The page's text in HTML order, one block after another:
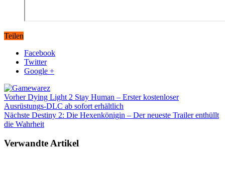
Teilen
Facebook
Twitter
Google +
VorherDying Light 2 Stay Human – Erster kostenloser
Ausrüstungs-DLC ab sofort erhältlich
Nächste Destiny 2: Die Hexenkönigin – Der neueste Trailer enthüllt
die Wahrheit
Verwandte Artikel